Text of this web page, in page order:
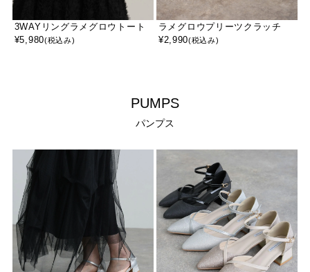
3WAYリングラメグロウトート
¥5,980(税込み)
ラメグロウプリーツクラッチ
¥2,990(税込み)
PUMPS
パンプス